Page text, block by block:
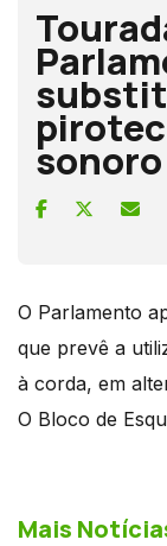
sonoro
O Parlamento
que prevê a
à corda, em
O Bloco de
Mais